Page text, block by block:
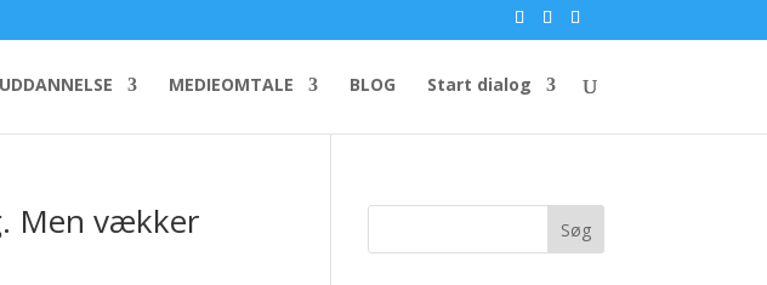
MEDIEOMTALE BLOG Start dialog
Men vækker